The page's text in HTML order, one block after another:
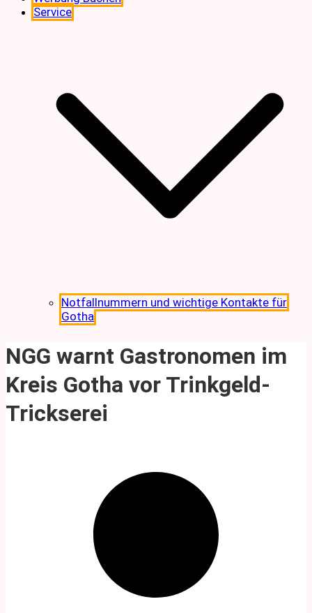
Service
Notfallnummern und wichtige Kontakte für
Gotha
NGG warnt Gastronomen im
Kreis Gotha vor Trinkgeld-
Trickserei